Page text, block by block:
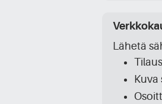
Lähetä